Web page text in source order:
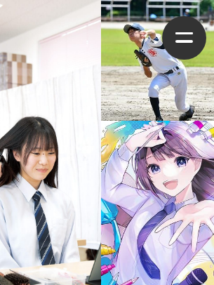
学校について
ン
コース
ス